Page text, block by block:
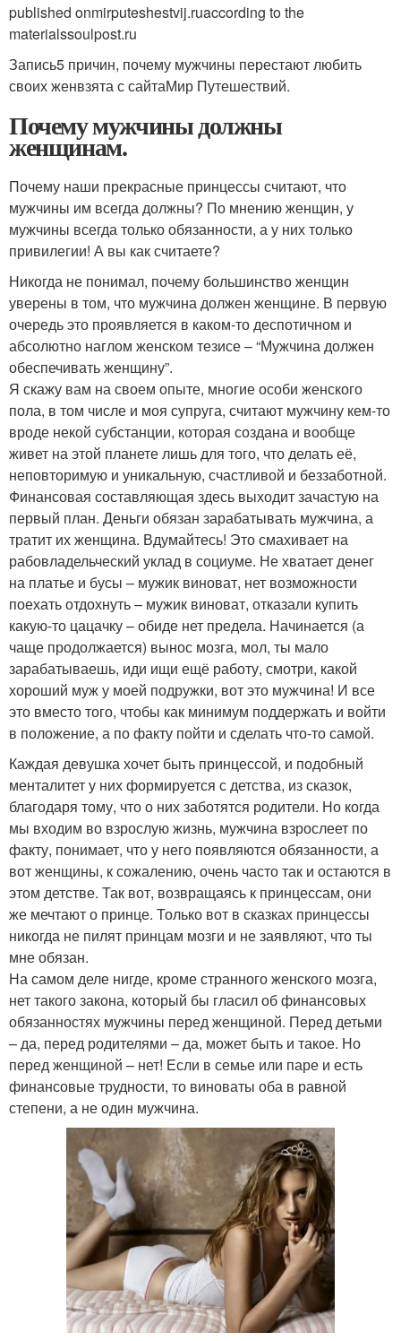
published onmirputeshestvij.ruaccording to the
materialssoulpost.ru
Запись5 причин, почему мужчины перестают любить
своих женвзята с сайтаМир Путешествий.
Почему мужчины должны
женщинам.
Почему наши прекрасные принцессы считают, что
мужчины им всегда должны? По мнению женщин, у
мужчины всегда только обязанности, а у них только
привилегии! А вы как считаете?
Никогда не понимал, почему большинство женщин
уверены в том, что мужчина должен женщине. В первую
очередь это проявляется в каком-то деспотичном и
абсолютно наглом женском тезисе – “Мужчина должен
обеспечивать женщину”.
Я скажу вам на своем опыте, многие особи женского
пола, в том числе и моя супруга, считают мужчину кем-то
вроде некой субстанции, которая создана и вообще
живет на этой планете лишь для того, что делать её,
неповторимую и уникальную, счастливой и беззаботной.
Финансовая составляющая здесь выходит зачастую на
первый план. Деньги обязан зарабатывать мужчина, а
тратит их женщина. Вдумайтесь! Это смахивает на
рабовладельческий уклад в социуме. Не хватает денег
на платье и бусы – мужик виноват, нет возможности
поехать отдохнуть – мужик виноват, отказали купить
какую-то цацачку – обиде нет предела. Начинается (а
чаще продолжается) вынос мозга, мол, ты мало
зарабатываешь, иди ищи ещё работу, смотри, какой
хороший муж у моей подружки, вот это мужчина! И все
это вместо того, чтобы как минимум поддержать и войти
в положение, а по факту пойти и сделать что-то самой.
Каждая девушка хочет быть принцессой, и подобный
менталитет у них формируется с детства, из сказок,
благодаря тому, что о них заботятся родители. Но когда
мы входим во взрослую жизнь, мужчина взрослеет по
факту, понимает, что у него появляются обязанности, а
вот женщины, к сожалению, очень часто так и остаются в
этом детстве. Так вот, возвращаясь к принцессам, они
же мечтают о принце. Только вот в сказках принцессы
никогда не пилят принцам мозги и не заявляют, что ты
мне обязан.
На самом деле нигде, кроме странного женского мозга,
нет такого закона, который бы гласил об финансовых
обязанностях мужчины перед женщиной. Перед детьми
– да, перед родителями – да, может быть и такое. Но
перед женщиной – нет! Если в семье или паре и есть
финансовые трудности, то виноваты оба в равной
степени, а не один мужчина.